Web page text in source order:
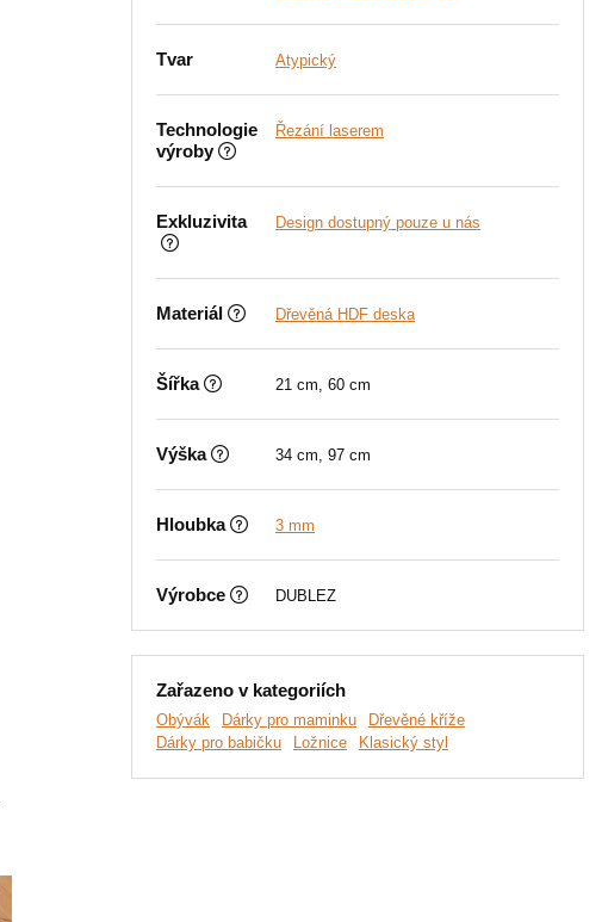
Tvar Atypický
Technologie
výroby
Řezání laserem
Exkluzivita Design dostupný pouze u nás
Materiál Dřevěná HDF deska
Šířka 21 cm, 60 cm
Výška 34 cm, 97 cm
Hloubka 3 mm
Výrobce DUBLEZ
Zařazeno v kategoriích
Obývák Dárky pro maminku
Dřevěné kříže
Dárky pro babičku
Ložnice Klasický styl